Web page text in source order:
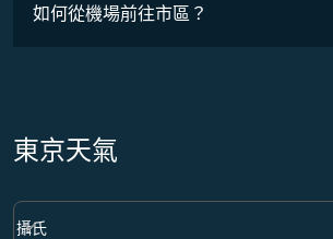
如何從機場前往市區？
東京天氣
Weather unit option 攝氏 Selected
攝氏
keyboard_arrow_down